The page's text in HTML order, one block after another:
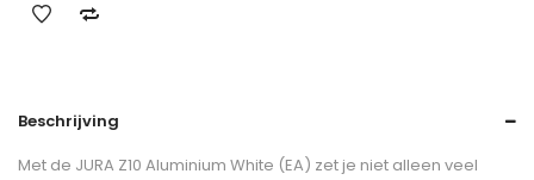
Beschrijving
Met de JURA Z10 Aluminium White (EA) zet je niet alleen veel